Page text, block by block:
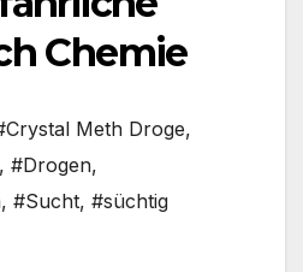
Chemie
Meth Droge,
, #Drogen,
, #Sucht, #süchtig